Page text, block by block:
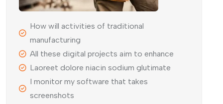
How will activities of traditional
manufacturing
All these digital projects aim to enhance
Laoreet dolore niacin sodium glutimate
I monitor my software that takes
screenshots